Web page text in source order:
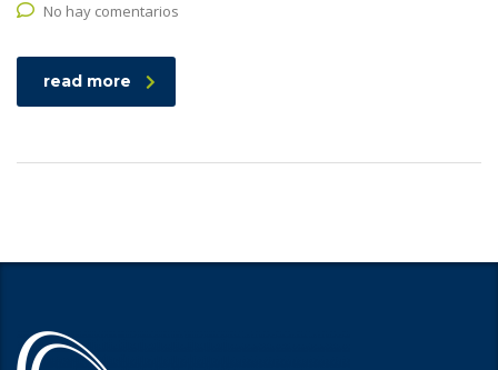
No hay comentarios
read more